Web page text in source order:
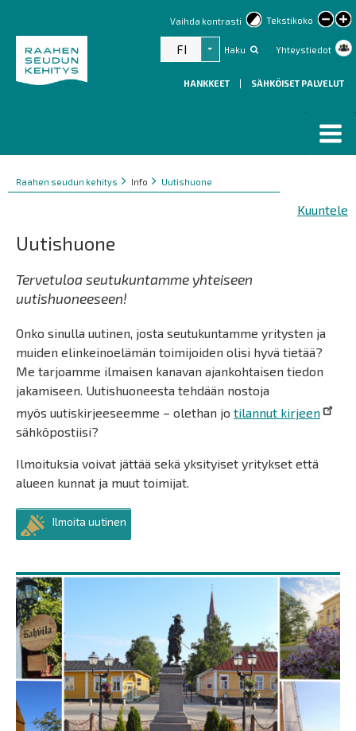
Tekstikoko
text
Vaihda kontrasti
Haku Yhteystiedot
FI Listaa lisätoiminnot
HANKKEET | SÄHKÖISET PALVELUT
Murupolku
You
Raahen seudun kehitys Info Uutishuone
Kuuntele
Uutishuone
Tervetuloa seutukuntamme yhteiseen
uutishuoneeseen!
Onko sinulla uutinen, josta seutukuntamme yritysten ja
muiden elinkeinoelämän toimijoiden olisi hyvä tietää?
Me tarjoamme ilmaisen kanavan ajankohtaisen tiedon
jakamiseen. Uutishuoneesta tehdään nostoja
myös uutiskirjeeseemme – olethan jo tilannut kirjeen
sähköpostiisi?
Ilmoituksia voivat jättää sekä yksityiset yritykset että
alueen kunnat ja muut toimijat.
Ilmoita uutinen